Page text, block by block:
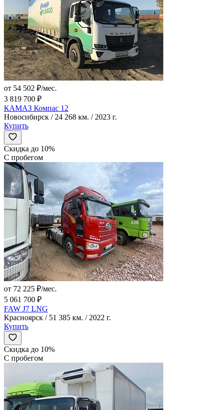
от 54 502 ₽/мес.
3 819 700 ₽
КАМАЗ Компас 12
Новосибирск / 24 268 км. / 2023 г.
Купить
Скидка до 10%
С пробегом
от 72 225 ₽/мес.
5 061 700 ₽
FAW J7 LNG
Красноярск / 51 385 км. / 2022 г.
Купить
Скидка до 10%
С пробегом